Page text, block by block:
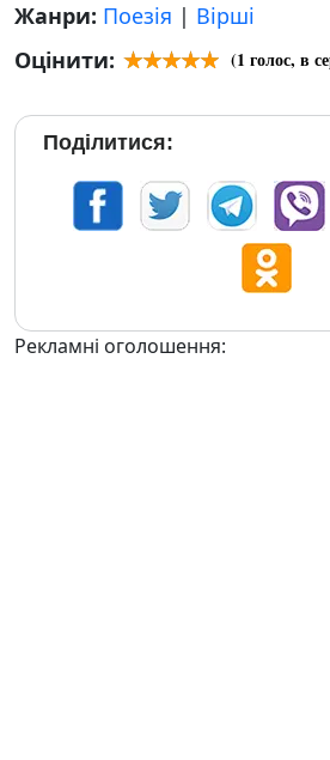
Жанри: Поезія | Вірші
Оцінити:
(1 голос, в
Поділитися:
Рекламні оголошення: